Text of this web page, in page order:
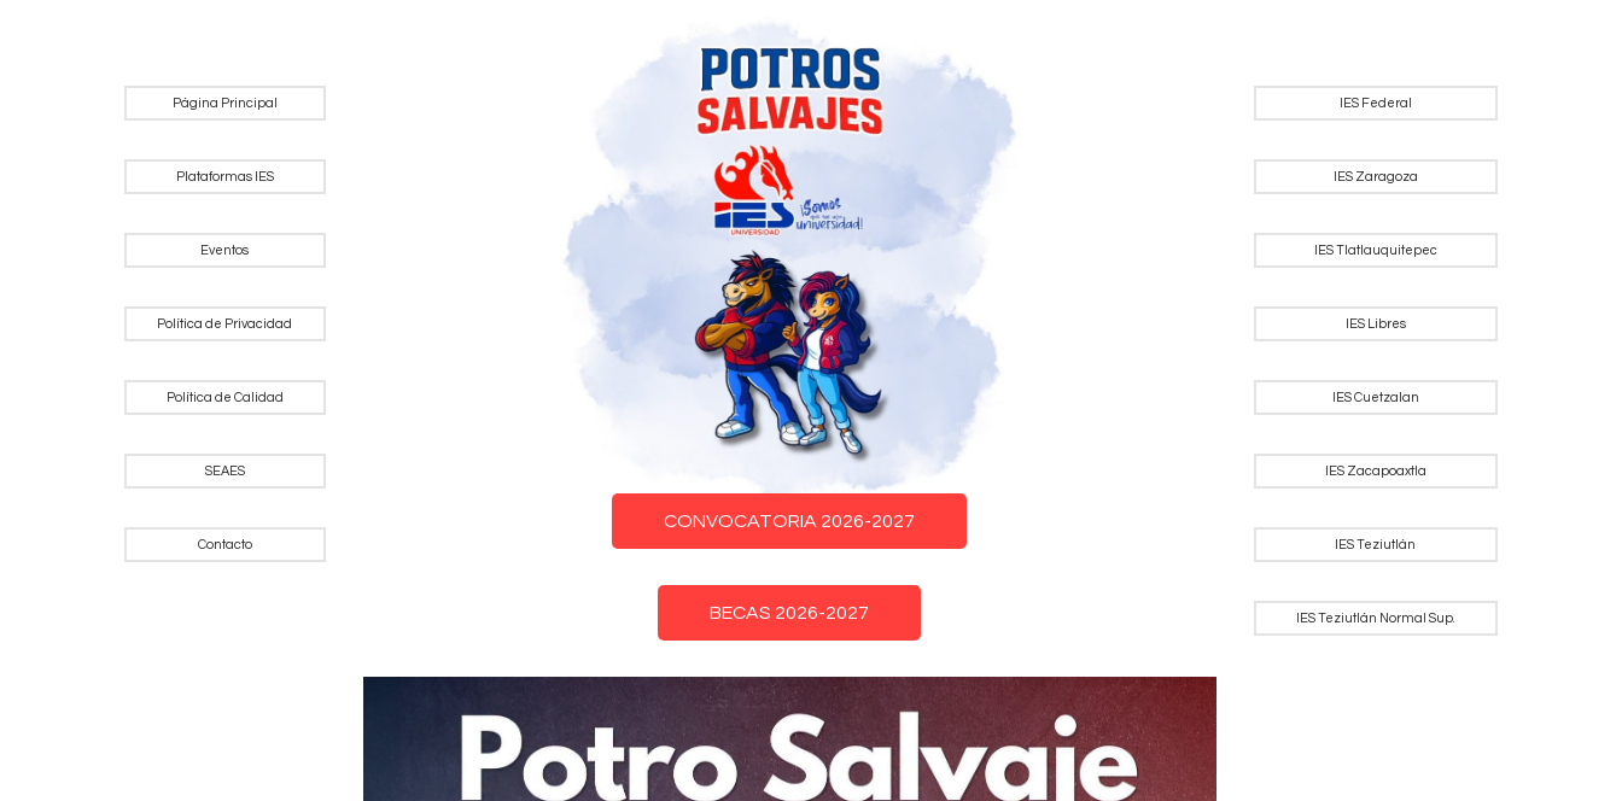
Página Principal
Plataformas IES
Eventos
Política de Privacidad
Política de Calidad
SEAES
Contacto
CONVOCATORIA 2026-2027
BECAS 2026-2027
IES Federal
IES Zaragoza
IES Tlatlauquitepec
IES Libres
IES Cuetzalan
IES Zacapoaxtla
IES Teziutlán
IES Teziutlán Normal Sup.